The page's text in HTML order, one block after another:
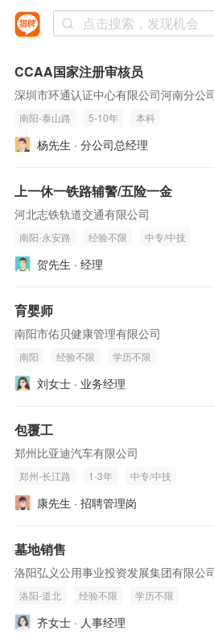
CCAA国家注册审核员
深圳市环通认证中心有限公司河南分公
南阳-泰山路 5-10年 本科
杨先生 · 分公司总经理
上一休一铁路辅警/五险一金
河北志铁轨道交通有限公司
南阳-永安路 经验不限 中专/中技
贺先生 · 经理
育婴师
南阳市佑贝健康管理有限公司
南阳 经验不限 学历不限
刘女士 · 业务经理
包覆工
郑州比亚迪汽车有限公司
郑州-长江路 1-3年 中专/中技
康先生 · 招聘管理岗
墓地销售
洛阳弘义公用事业投资发展集团有限公
洛阳-道北 经验不限 学历不限
齐女士 · 人事经理